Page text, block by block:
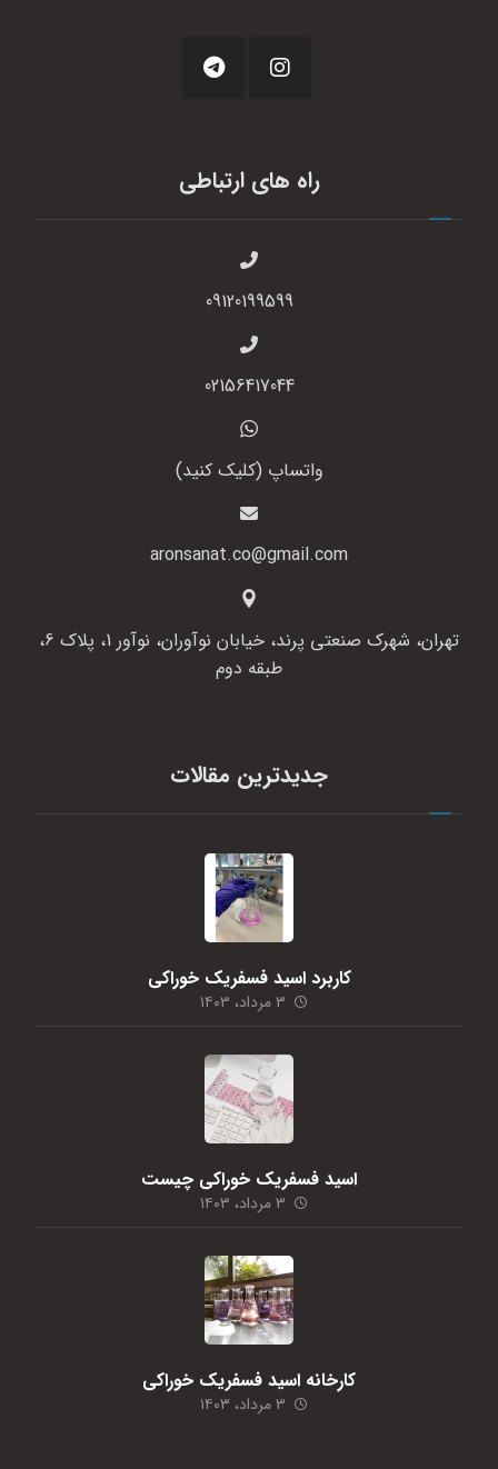
راه های ارتباطی
09120199599
02156417044
واتساپ (کلیک کنید)
aronsanat.co@gmail.com
تهران، شهرک صنعتی پرند، خیابان نوآوران، نوآور 1، پلاک 6،
طبقه دوم
جدیدترین مقالات
کاربرد اسید فسفریک خوراکی
۳ مرداد، ۱۴۰۳
اسید فسفریک خوراکی چیست
۳ مرداد، ۱۴۰۳
کارخانه اسید فسفریک خوراکی
۳ مرداد، ۱۴۰۳